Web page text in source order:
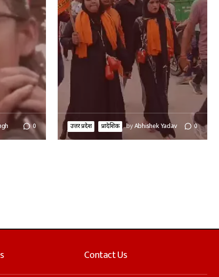
0 उत्तर प्रदेश प्रादेशिक byAbhishek Yadav 0
Contact Us